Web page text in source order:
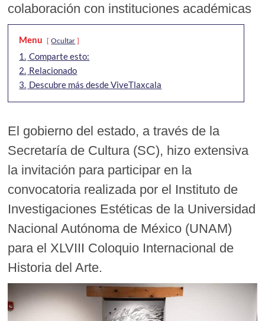
colaboración con instituciones académicas
Menu Ocultar
1. Comparte esto:
2. Relacionado
3. Descubre más desde ViveTlaxcala
El gobierno del estado, a través de la
Secretaría de Cultura (SC), hizo extensiva
la invitación para participar en la
convocatoria realizada por el Instituto de
Investigaciones Estéticas de la Universidad
Nacional Autónoma de México (UNAM)
para el XLVIII Coloquio Internacional de
Historia del Arte.